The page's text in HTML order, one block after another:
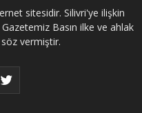
sitesidir. Silivri'ye ilişkin
Basın ilke ve ahlak
vermiştir.